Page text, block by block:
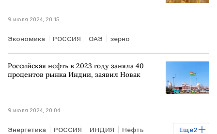
9 июля 2024, 20:15
Экономика РОССИЯ ОАЭ зерно
Российская нефть в 2023 году заняла 40
процентов рынка Индии, заявил Новак
9 июля 2024, 20:04
Еще2
Энергетика РОССИЯ ИНДИЯ Нефть